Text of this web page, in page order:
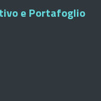
e Portafoglio